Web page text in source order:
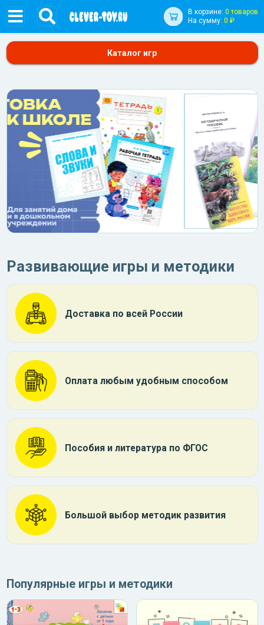
В корзине: 0 товаров
На сумму: 0 ₽
Каталог игр
Развивающие игры и методики
Доставка по всей России
Оплата любым удобным способом
Пособия и литература по ФГОС
Большой выбор методик развития
Популярные игры и методики